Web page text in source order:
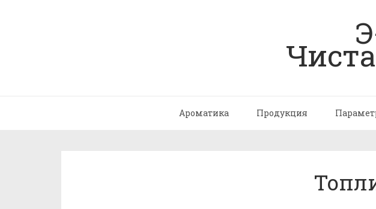
Ароматика Продукция